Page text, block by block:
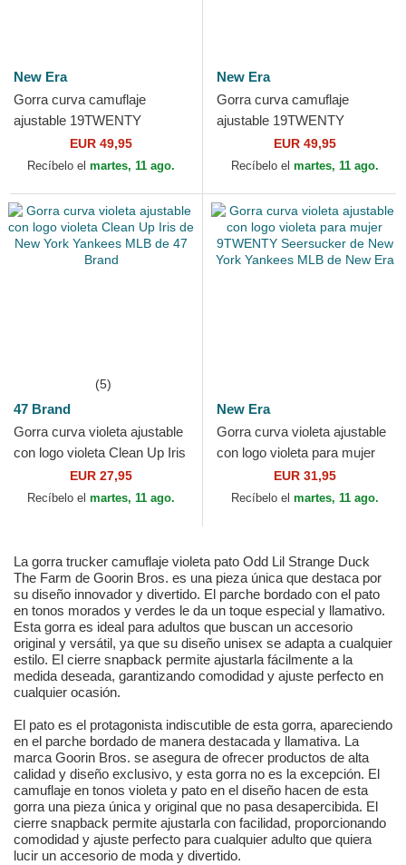
New Era
Gorra curva camuflaje
ajustable 19TWENTY
Brushed Cotton Three Looms
Duck de Los Angeles
EUR 49,95
Recíbelo el martes, 11 ago.
New Era
Gorra curva camuflaje
ajustable 19TWENTY
Brushed Cotton Three Looms
Duck de New York Yankees
EUR 49,95
Recíbelo el martes, 11 ago.
(5)
47 Brand
Gorra curva violeta ajustable
con logo violeta Clean Up Iris
de New York Yankees MLB
de 47 Brand
EUR 27,95
Recíbelo el martes, 11 ago.
New Era
Gorra curva violeta ajustable
con logo violeta para mujer
9TWENTY Seersucker de
New York Yankees...
EUR 31,95
Recíbelo el martes, 11 ago.
La gorra trucker camuflaje violeta pato Odd Lil Strange Duck
The Farm de Goorin Bros. es una pieza única que destaca por
su diseño innovador y divertido. El parche bordado con el pato
en tonos morados y verdes le da un toque especial y llamativo.
Esta gorra es ideal para adultos que buscan un accesorio
original y versátil, ya que su diseño unisex se adapta a cualquier
estilo. El cierre snapback permite ajustarla fácilmente a la
medida deseada, garantizando comodidad y ajuste perfecto en
cualquier ocasión.
El pato es el protagonista indiscutible de esta gorra, apareciendo
en el parche bordado de manera destacada y llamativa. La
marca Goorin Bros. se asegura de ofrecer productos de alta
calidad y diseño exclusivo, y esta gorra no es la excepción. El
camuflaje en tonos violeta y pato en el diseño hacen de esta
gorra una pieza única y original que no pasa desapercibida. El
cierre snapback permite ajustarla con facilidad, proporcionando
comodidad y ajuste perfecto para cualquier adulto que quiera
lucir un accesorio de moda y divertido.